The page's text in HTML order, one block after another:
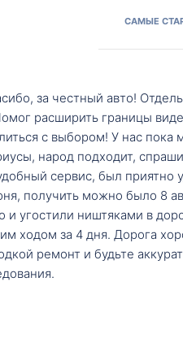
САМЫЕ
за честный авто!
расширить границы
с выбором! У нас пока
народ подходит,
сервис, был приятно
получить можно было 8
угостили ништяками в
ходом за 4 дня. Дорога
ремонт и будьте